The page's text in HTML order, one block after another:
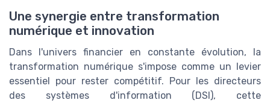
Une synergie entre transformation
numérique et innovation
Dans l'univers financier en constante évolution, la
transformation numérique s'impose comme un levier
essentiel pour rester compétitif. Pour les directeurs
des systèmes d'information (DSI), cette